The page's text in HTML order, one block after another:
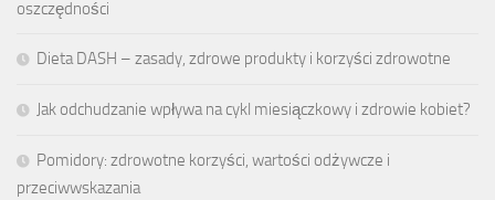
oszczędności
Dieta DASH – zasady, zdrowe produkty i korzyści zdrowotne
Jak odchudzanie wpływa na cykl miesiączkowy i zdrowie kobiet?
Pomidory: zdrowotne korzyści, wartości odżywcze i
przeciwwskazania